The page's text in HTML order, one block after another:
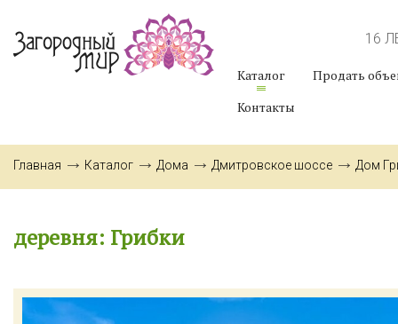
16
Каталог
Продать
Контакты
Главная Каталог Дома Дмитровское шоссе Дом
деревня: Грибки